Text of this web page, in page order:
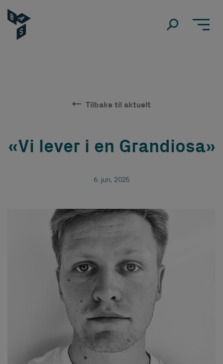
Tilbake til aktuelt
«Vi lever i en Grandiosa»
6. jun, 2025